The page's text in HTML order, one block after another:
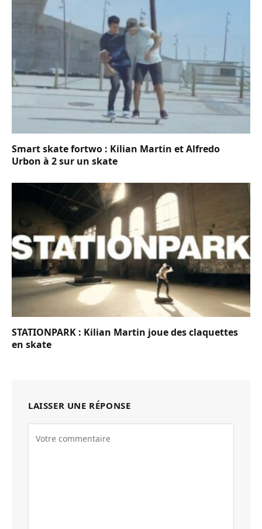
Smart skate fortwo : Kilian Martin et Alfredo
Urbon à 2 sur un skate
STATIONPARK : Kilian Martin joue des claquettes
en skate
LAISSER UNE RÉPONSE